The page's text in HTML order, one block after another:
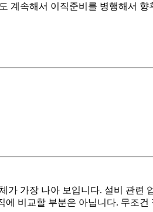
계속해서 이직준비를 병행해서
가 가장 나아 보입니다. 설비 관
비교할 부분은 아닙니다. 무조